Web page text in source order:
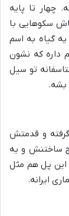
چهار تا پایه
سکوهایی با
یه گیاه به اسم
داره که نشون
تو سیل
گرفته و قدمتش
ساختنش و یه
پل هم مثل
ایرانه.